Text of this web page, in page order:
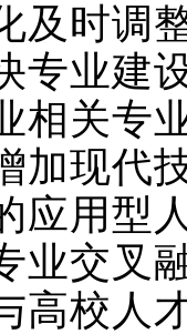
及时调
专业建
相关专
加现代
应用型
业交叉
高校人